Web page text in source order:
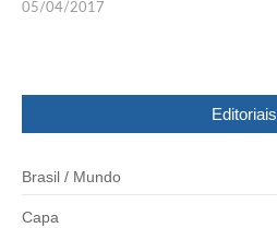
05/04/2017
Editoriais
Brasil / Mundo
Capa